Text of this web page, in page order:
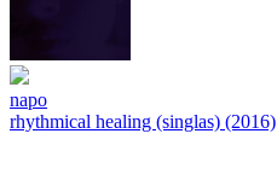
napo
rhythmical healing (singlas) (2016)